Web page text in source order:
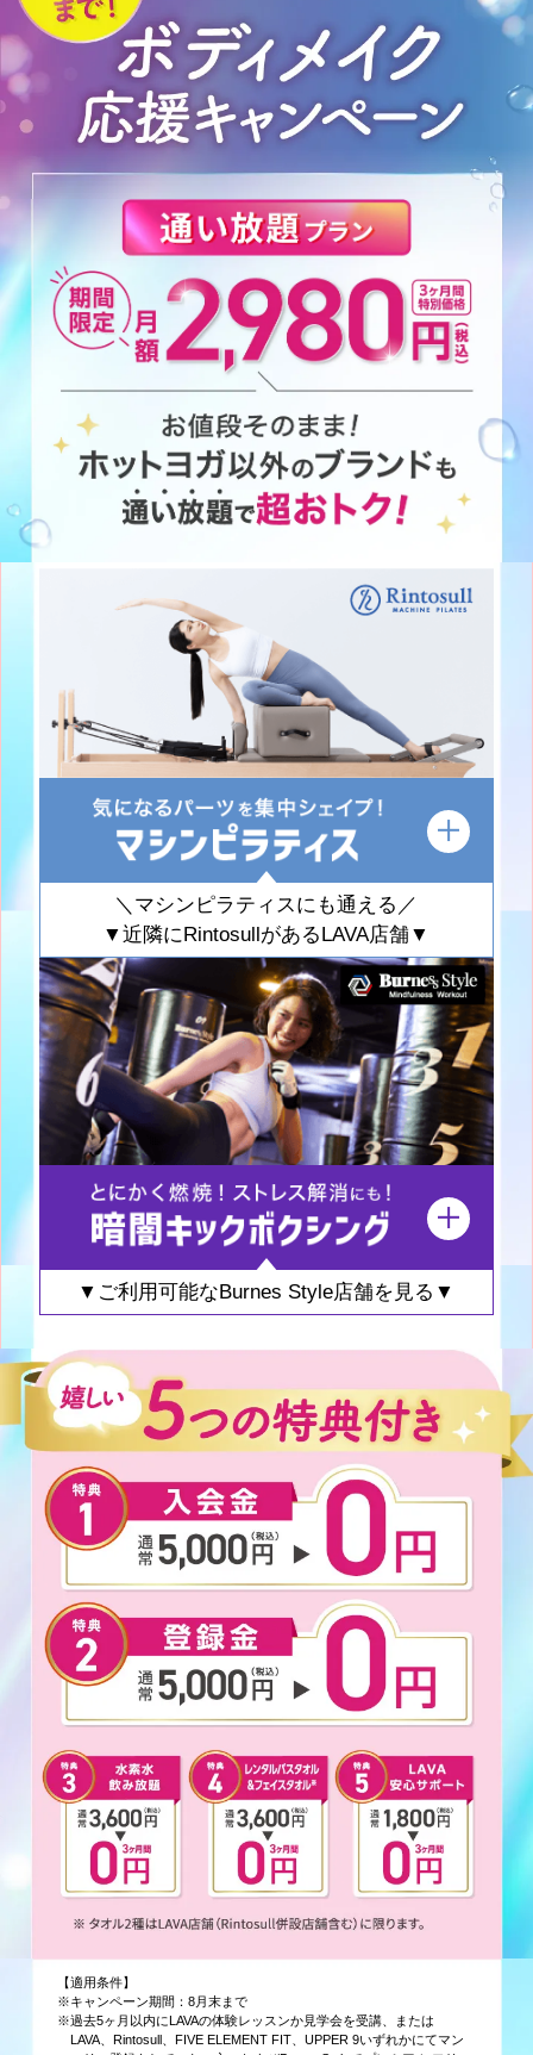
＼マシンピラティスにも通える／
▼近隣にRintosullがあるLAVA店舗▼
▼ご利用可能なBurnes Style店舗を見る▼
【適用条件】
※キャンペーン期間：8月末まで
※過去5ヶ月以内にLAVAの体験レッスンか見学会を受講、または
LAVA、Rintosull、FIVE ELEMENT FIT、UPPER 9いずれかにてマン